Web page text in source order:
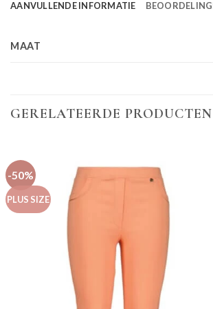
AANVULLENDE INFORMATIE
MAAT
GERELATEERDE PRODUCTEN
-50%
PLUS SIZE